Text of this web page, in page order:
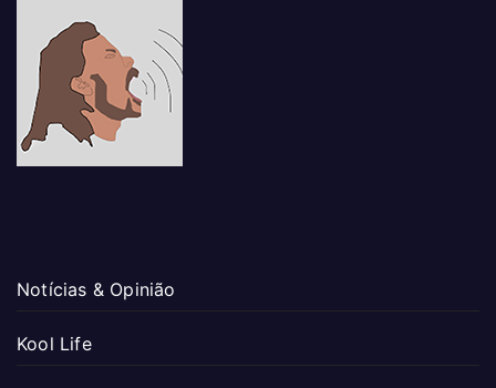
Notícias & Opinião
Kool Life